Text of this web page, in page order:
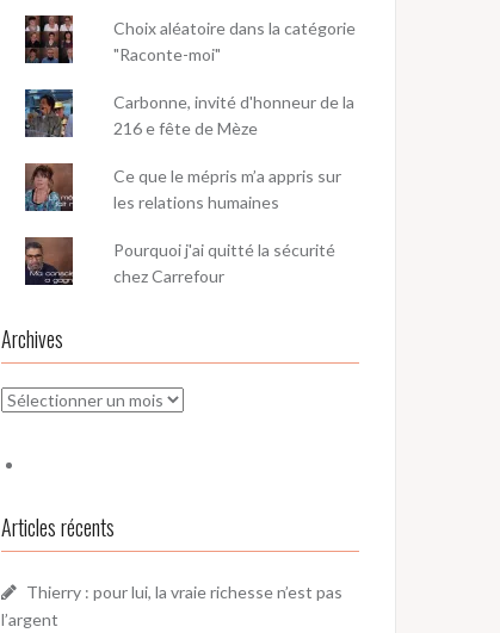
Choix aléatoire dans la catégorie
"Raconte-moi"
Carbonne, invité d'honneur de la
216 e fête de Mèze
Ce que le mépris m’a appris sur
les relations humaines
Pourquoi j'ai quitté la sécurité
chez Carrefour
Archives
Archives
Articles récents
Thierry : pour lui, la vraie richesse n’est pas
l’argent